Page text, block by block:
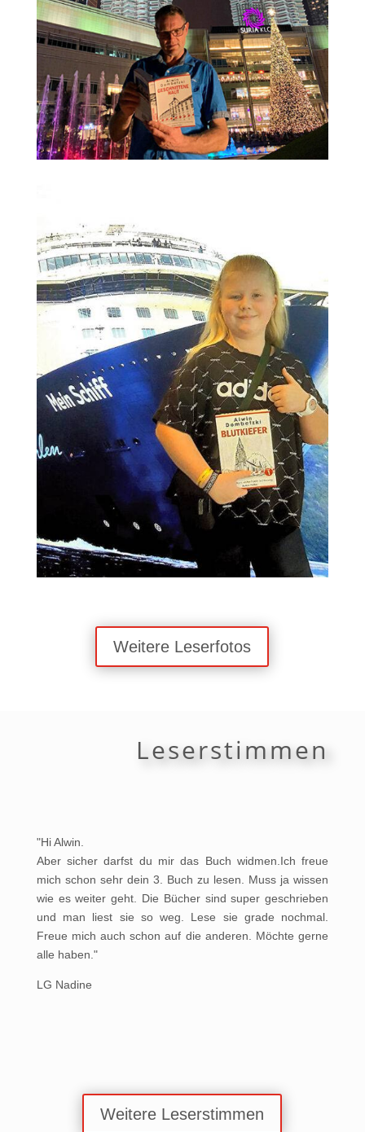
Weitere Leserfotos
Leserstimmen
"Hi Alwin.
Aber sicher darfst du mir das Buch widmen.Ich freue
mich schon sehr dein 3. Buch zu lesen. Muss ja wissen
wie es weiter geht. Die Bücher sind super geschrieben
und man liest sie so weg. Lese sie grade nochmal.
Freue mich auch schon auf die anderen. Möchte gerne
alle haben."
LG Nadine
Weitere Leserstimmen